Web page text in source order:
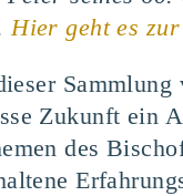
Hier geht es
Zukunft ein
des